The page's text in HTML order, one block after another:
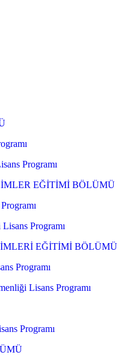
Programı
EĞİTİMİ BÖLÜMÜ
Programı
EĞİTİMİ BÖLÜMÜ
Programı
Lisans Programı
Programı